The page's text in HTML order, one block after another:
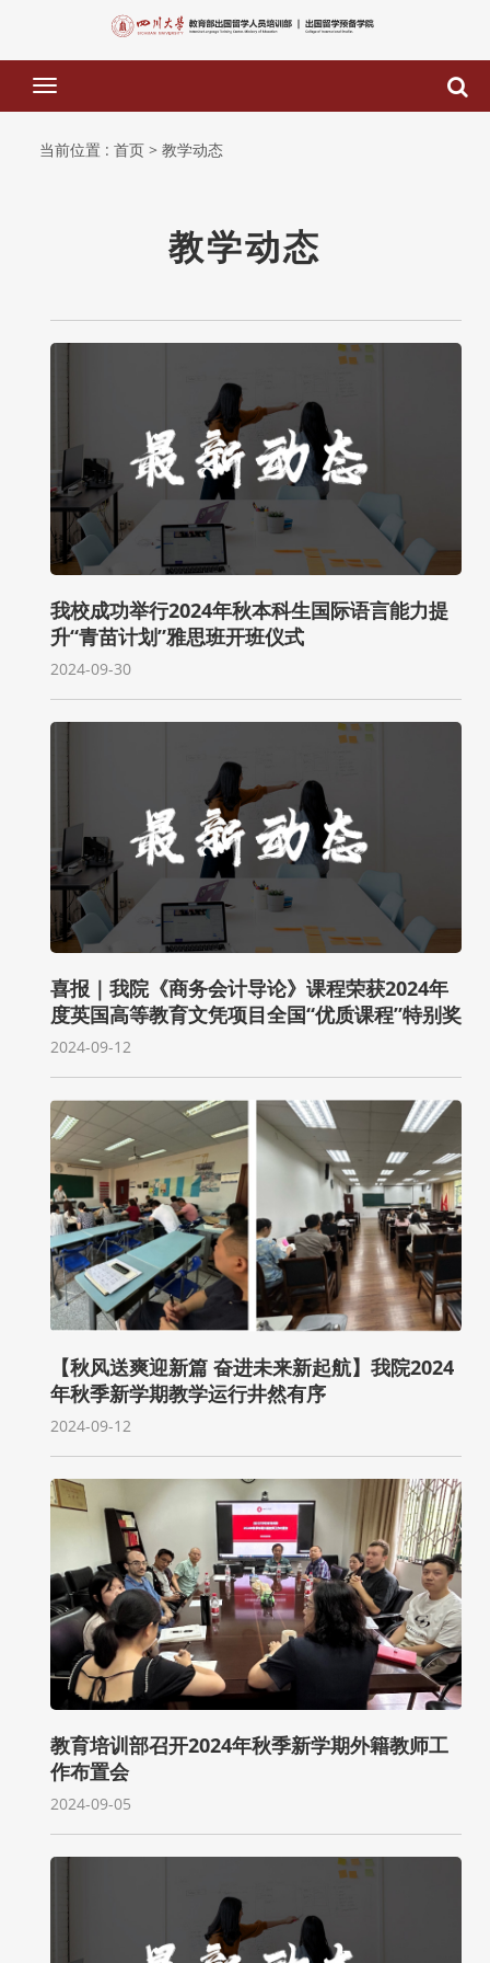
下
拉
单
当前位置 : 首页 > 教学动态
教学动态
我校成功举行2024年秋本科生国际语言能力提
升“青苗计划”雅思班开班仪式
2024-09-30
喜报｜我院《商务会计导论》课程荣获2024年
度英国高等教育文凭项目全国“优质课程”特别奖
2024-09-12
【秋风送爽迎新篇 奋进未来新起航】我院2024
年秋季新学期教学运行井然有序
2024-09-12
教育培训部召开2024年秋季新学期外籍教师工
作布置会
2024-09-05